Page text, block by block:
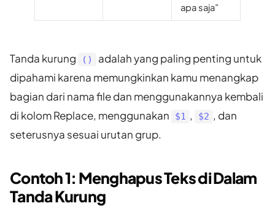
apa saja”
Tanda kurung ()
adalah yang paling penting untuk
dipahami karena memungkinkan kamu menangkap
bagian dari nama file dan menggunakannya kembali
di kolom Replace, menggunakan
$1 , $2 , dan
seterusnya sesuai urutan grup.
Contoh 1: Menghapus Teks di Dalam
Tanda Kurung